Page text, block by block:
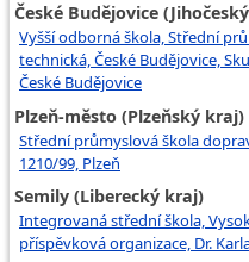
České Budějovice
Vyšší odborná škola, Střední
technická, České Budějovice,
České Budějovice
Plzeň-město (Plzeňský kraj)
Střední průmyslová škola
1210/99, Plzeň
Semily (Liberecký kraj)
Integrovaná střední škola,
příspěvková organizace, Dr.